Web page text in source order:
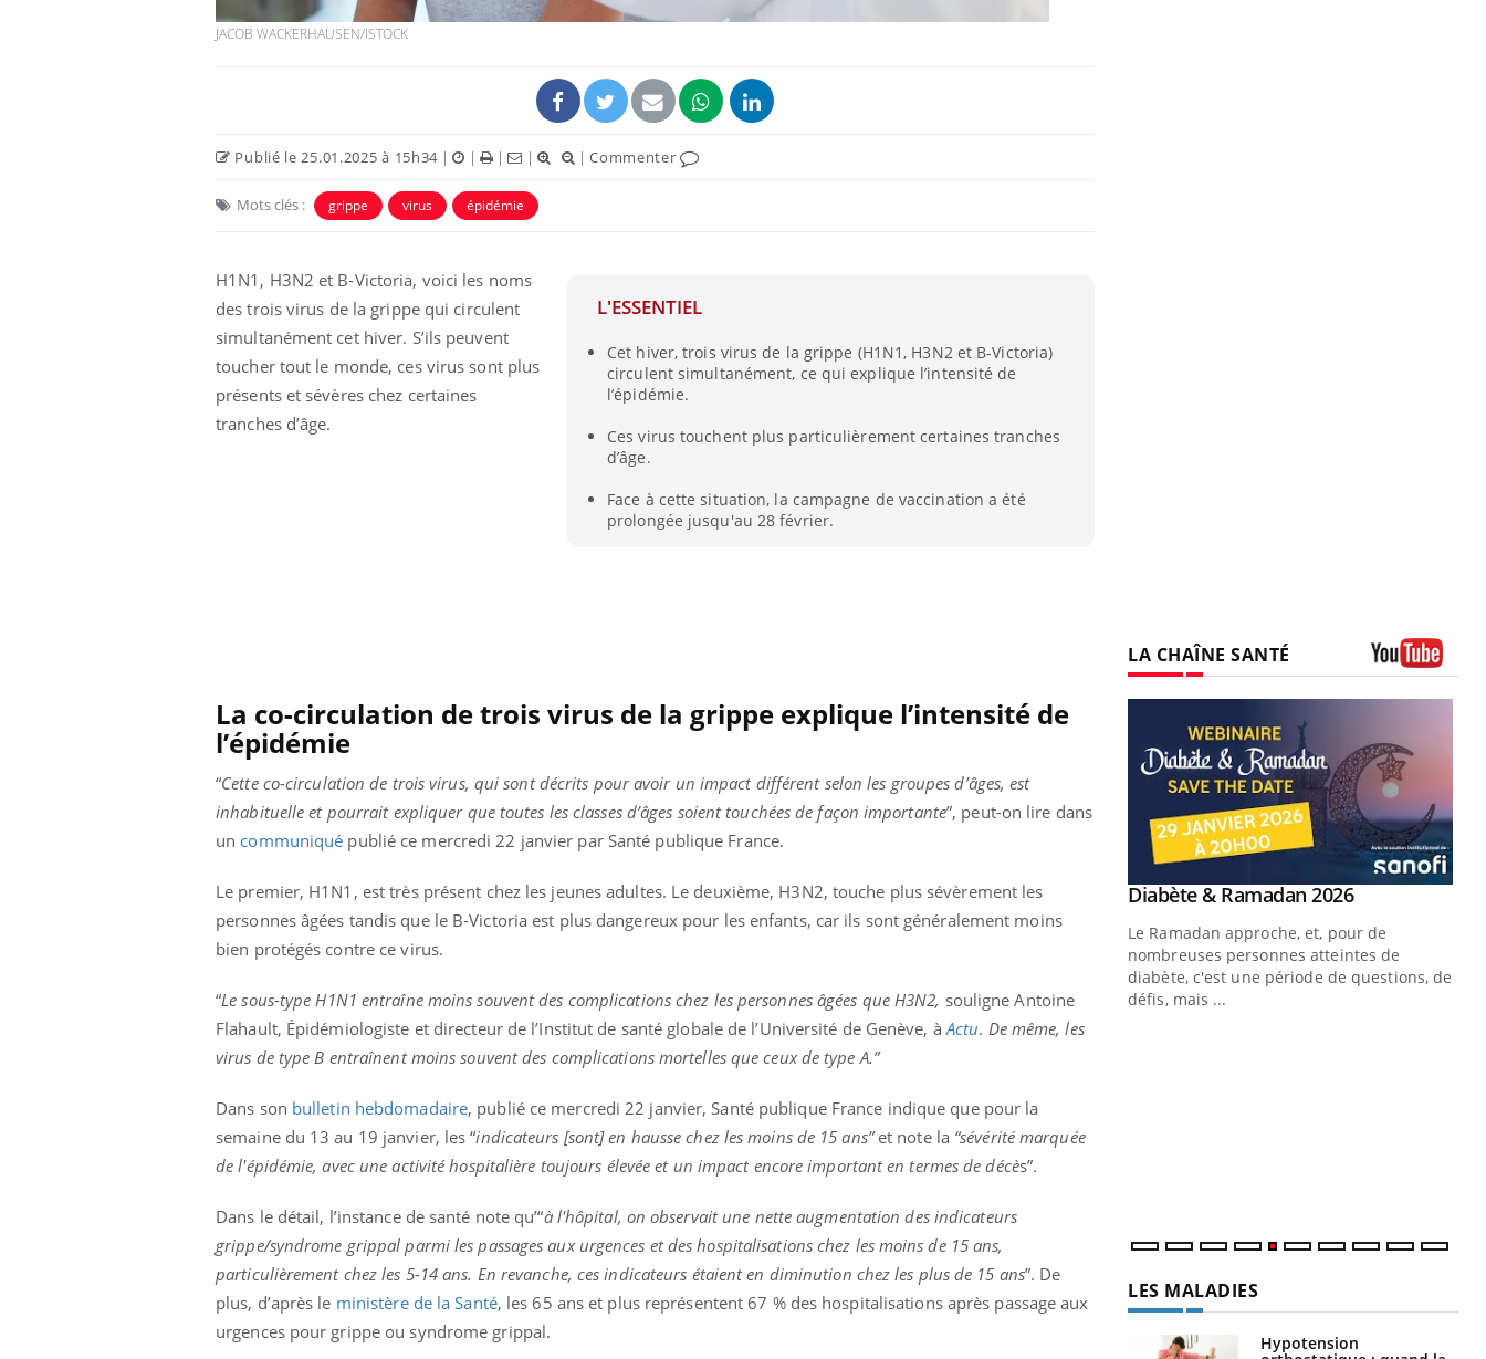
JACOB WACKERHAUSEN/ISTOCK
Publié le 25.01.2025 à 15h34 | | | | |Commenter
Mots clés : grippe virus épidémie
L'ESSENTIEL
Cet hiver, trois virus de la grippe (H1N1, H3N2 et B-Victoria)
circulent simultanément, ce qui explique l’intensité de
l’épidémie.
Ces virus touchent plus particulièrement certaines tranches
d’âge.
Face à cette situation, la campagne de vaccination a été
prolongée jusqu'au 28 février.
H1N1, H3N2 et B-Victoria, voici les noms
des trois virus de la grippe qui circulent
simultanément cet hiver. S’ils peuvent
toucher tout le monde, ces virus sont plus
présents et sévères chez certaines
tranches d’âge.
La co-circulation de trois virus de la grippe explique l’intensité de
l’épidémie
“Cette co-circulation de trois virus, qui sont décrits pour avoir un impact différent selon les groupes d’âges, est
inhabituelle et pourrait expliquer que toutes les classes d’âges soient touchées de façon importante”, peut-on lire dans
un communiqué publié ce mercredi 22 janvier par Santé publique France.
Le premier, H1N1, est très présent chez les jeunes adultes. Le deuxième, H3N2, touche plus sévèrement les
personnes âgées tandis que le B-Victoria est plus dangereux pour les enfants, car ils sont généralement moins
bien protégés contre ce virus.
“Le sous-type H1N1 entraîne moins souvent des complications chez les personnes âgées que H3N2, souligne Antoine
Flahault, Épidémiologiste et directeur de l’Institut de santé globale de l’Université de Genève, à Actu. De même, les
virus de type B entraînent moins souvent des complications mortelles que ceux de type A.”
Dans son bulletin hebdomadaire, publié ce mercredi 22 janvier, Santé publique France indique que pour la
semaine du 13 au 19 janvier, les “indicateurs [sont] en hausse chez les moins de 15 ans”et note la “sévérité marquée
de l'épidémie, avec une activité hospitalière toujours élevée et un impact encore important en termes de décès”.
Dans le détail, l’instance de santé note qu’“à l'hôpital, on observait une nette augmentation des indicateurs
grippe/syndrome grippal parmi les passages aux urgences et des hospitalisations chez les moins de 15 ans,
particulièrement chez les 5-14 ans. En revanche, ces indicateurs étaient en diminution chez les plus de 15 ans”. De
plus, d’après le ministère de la Santé, les 65 ans et plus représentent 67 % des hospitalisations après passage aux
urgences pour grippe ou syndrome grippal.
LA CHAÎNE SANTÉ
Carence en fer : comprendre pour
Youtube
Fatigue, irritabilité, brouillard mental ou
carence en fer sont multiples ce qui la rend
Youtube
Insuline & Charge mentale : et si on
osait en parler??Youtube
patients comme parfois chez les soignants.
Youtube
Eczéma Chronique des Mains : se
préparer pour l’été !Youtube
soleil, activités en plein air… Nos mains
sont ...
Youtube
Diabète & Ramadan 2026Youtube
Le Ramadan approche, et, pour de
nombreuses personnes atteintes de
diabète, c'est une période de questions, de
défis, mais ...
LES MALADIES
Hypotension